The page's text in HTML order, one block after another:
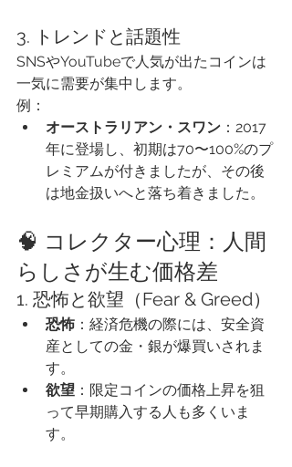
3. トレンドと話題性
SNSやYouTubeで人気が出たコインは
一気に需要が集中します。
例：
オーストラリアン・スワン ：2017
年に登場し、初期は70〜100%のプ
レミアムが付きましたが、その後
は地金扱いへと落ち着きました。
🧠 コレクター心理：人間
らしさが生む価格差
1. 恐怖と欲望（Fear & Greed）
恐怖 ：経済危機の際には、安全資
産としての金・銀が爆買いされま
す。
欲望 ：限定コインの価格上昇を狙
って早期購入する人も多くいま
す。